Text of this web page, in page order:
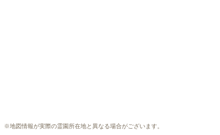
※地図情報が実際の霊園所在地と異なる場合がございます。